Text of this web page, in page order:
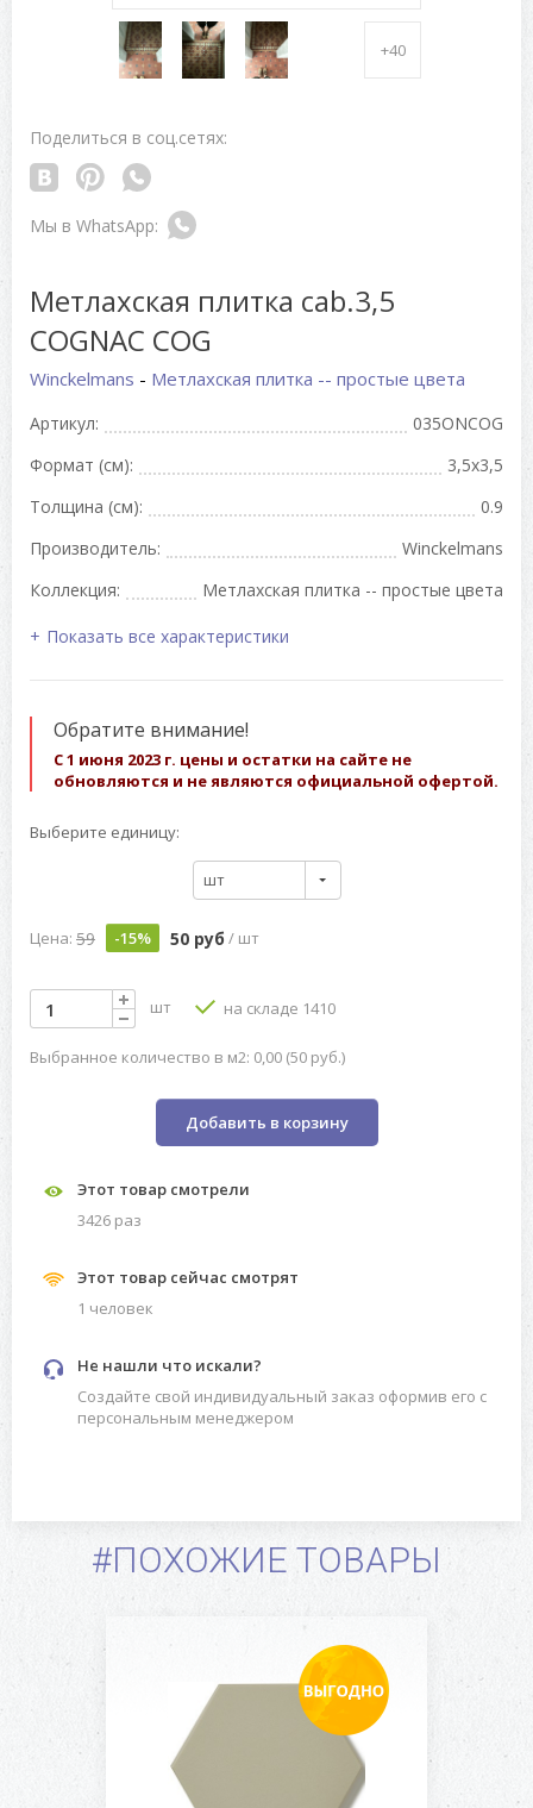
+40
Поделиться в соц.сетях:
Метлахская плитка cab.3,5
COGNAC COG
Winckelmans - Метлахская плитка -- простые цвета
Артикул:
035ONCOG
Формат (см):
3,5x3,5
Толщина (см):
0.9
Производитель:
Winckelmans
Коллекция:
Метлахская плитка -- простые цвета
Показать все характеристики
Обратите внимание!
С 1 июня 2023 г. цены и остатки на сайте не
обновляются и не являются официальной офертой.
Выберите единицу:
шт
Цена: 59 -15% 50 руб / шт
шт на складе 1410
Выбранное количество в м2: 0,00 (50 руб.)
Добавить в корзину
Этот товар смотрели
3426 раз
Этот товар сейчас смотрят
1 человек
Не нашли что искали?
Создайте свой индивидуальный заказ оформив его с
персональным менеджером
#ПОХОЖИЕ ТОВАРЫ